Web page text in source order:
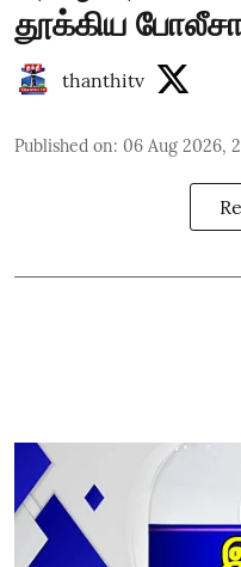
தூக்கிய
thanthitv
Published on: 06 Aug 2026,